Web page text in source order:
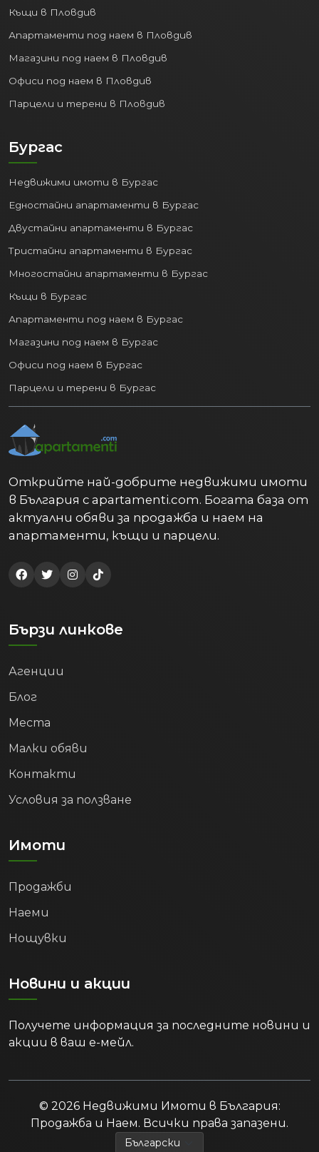
Къщи в Пловдив
Апартаменти под наем в Пловдив
Магазини под наем в Пловдив
Офиси под наем в Пловдив
Парцели и терени в Пловдив
Бургас
Недвижими имоти в Бургас
Едностайни апартаменти в Бургас
Двустайни апартаменти в Бургас
Тристайни апартаменти в Бургас
Многостайни апартаменти в Бургас
Къщи в Бургас
Апартаменти под наем в Бургас
Магазини под наем в Бургас
Офиси под наем в Бургас
Парцели и терени в Бургас
Открийте най-добрите недвижими имоти
в България с apartamenti.com. Богата база от
актуални обяви за продажба и наем на
апартаменти, къщи и парцели.
Бързи линкове
Агенции
Блог
Места
Малки обяви
Контакти
Условия за ползване
Имоти
Продажби
Наеми
Нощувки
Новини и акции
Получете информация за последните новини и
акции в ваш е-мейл.
© 2026 Недвижими Имоти в България:
Продажба и Наем. Всички права запазени.